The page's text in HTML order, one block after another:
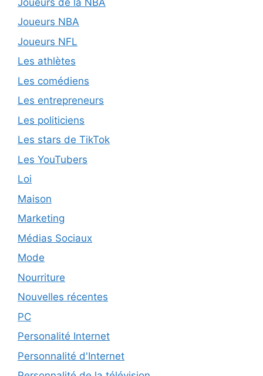
Joueurs NBA
Joueurs NFL
Les athlètes
Les comédiens
Les entrepreneurs
Les politiciens
Les stars de TikTok
Les YouTubers
Loi
Maison
Marketing
Médias Sociaux
Mode
Nourriture
Nouvelles récentes
PC
Personalité Internet
Personnalité d'Internet